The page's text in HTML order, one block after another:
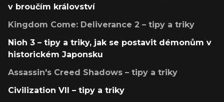
v broučím království
Kingdom Come: Deliverance 2 – tipy a triky
Nioh 3 – tipy a triky, jak se postavit démonům v
historickém Japonsku
Assassin's Creed Shadows – tipy a triky
Civilization VII – tipy a triky